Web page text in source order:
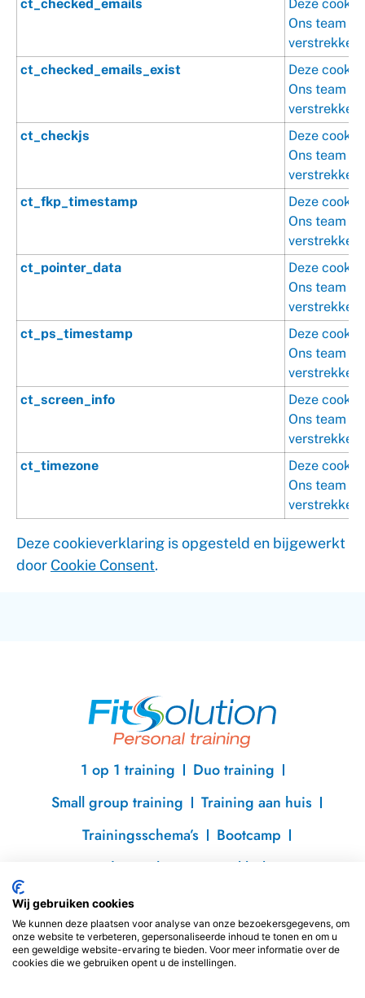
ct_checked_emails
Deze
Ons team is
verstrekken.
ct_checked_emails_exist
Deze
Ons team is
verstrekken.
ct_checkjs
Deze
Ons team is
verstrekken.
ct_fkp_timestamp
Deze
Ons team is
verstrekken.
ct_pointer_data
Deze
Ons team is
verstrekken.
ct_ps_timestamp
Deze
Ons team is
verstrekken.
ct_screen_info
Deze
Ons team is
verstrekken.
ct_timezone
Deze
Ons team is
verstrekken.
Deze cookieverklaring is opgesteld en bijgewerkt
door Cookie Consent.
1 op 1 training
Duo training
Small group training
Training aan huis
Trainingsschema’s
Bootcamp
Voedingsschema’s
Kickboksen
+32 484 80 56 50
fitsolutionpersonaltraining@gmail.com
Wij gebruiken cookies
We kunnen deze plaatsen voor analyse van onze bezoekersgegevens, om
onze website te verbeteren, gepersonaliseerde inhoud te tonen en om u
een geweldige website-ervaring te bieden. Voor meer informatie over de
cookies die we gebruiken opent u de instellingen.